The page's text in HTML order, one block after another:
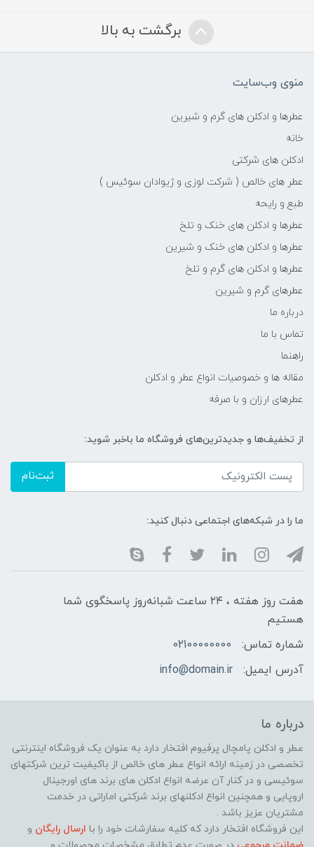
برگشت به بالا
منوی وب‌سایت
عطرها و ادکلن های گرم و شیرین
خانه
ادکلن های شرکتی
عطر های خالص ( شرکت لوزی و ژیوادان سوئیس )
طبع و رایحه
عطرها و ادکلن های خنک و تلخ
عطرها و ادکلن های خنک و شیرین
عطرها و ادکلن های گرم و تلخ
عطرهای گرم و شیرین
درباره ما
تماس با ما
راهنما
مقاله ها و خصوصیات انواع عطر و ادکلن
عطرهای ارزان و با صرفه
از تخفیف‌ها و جدیدترین‌های فروشگاه ما باخبر شوید:
ثبت‌نام
ما را در شبکه‌های اجتماعی دنبال کنید:
هفت روز هفته ، ۲۴ ساعت شبانه‌روز پاسخگوی شما
هستیم
شماره تماس:
02100000000
آدرس ایمیل:
info@domain.ir
درباره ما
عطر و ادکلن پامچال پرفیوم افتخار دارد به عنوان یک فروشگاه اینترنتی
تخصصی در زمینه ارائه انواع عطر های خالص از باکیفیت ترین شرکتهای
سوئیسی و در کنار آن عرضه انواع ادکلن های برند های اورجینال
اروپایی و همچنین انواع ادکلنهای برند شرکتی اماراتی در خدمت
مشتریان عزیز باشد .
این فروشگاه افتخار دارد که کلیه سفارشات خود را با ارسال رایگان و